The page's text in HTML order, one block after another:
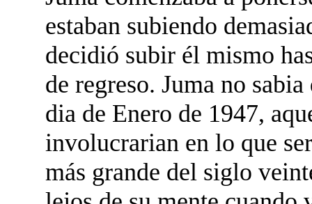
estaban subiendo
decidió subir él mismo
de regreso. Juma no
dia de Enero de 1947,
involucrarian en lo que
más grande del siglo